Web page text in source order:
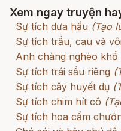
Xem ngay truyện
Sự tích dưa hấu (Tạo
Sự tích trầu, cau và vôi
Anh chàng nghèo khổ
Sự tích trái sầu riêng
Sự tích cây huyết dụ
Sự tích chim hít cô
Sự tích hoa cẩm